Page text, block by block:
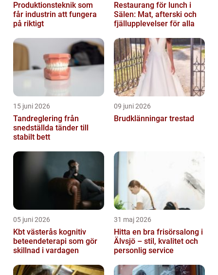
Produktionsteknik som
får industrin att fungera
på riktigt
Restaurang för lunch i
Sälen: Mat, afterski och
fjällupplevelser för alla
15 juni 2026
Tandreglering från
snedställda tänder till
stabilt bett
09 juni 2026
Brudklänningar trestad
05 juni 2026
Kbt västerås kognitiv
beteendeterapi som gör
skillnad i vardagen
31 maj 2026
Hitta en bra frisörsalong i
Älvsjö – stil, kvalitet och
personlig service